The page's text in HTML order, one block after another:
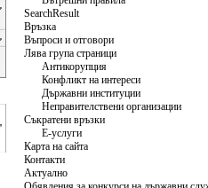
SearchResult
Връзка
Въпроси и отговори
Лява група страници
Антикорупция
Конфликт на интереси
Държавни институции
Неправителствени организации
Съкратени връзки
Е-услуги
Карта на сайта
Контакти
Актуално